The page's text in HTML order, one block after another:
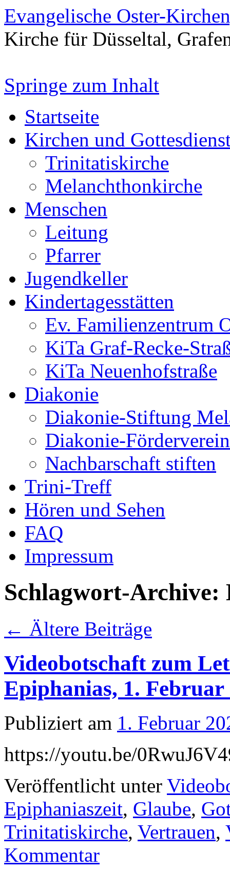
Evangelische Oster-
Kirche für Düsseltal,
Springe zum Inhalt
Startseite
Kirchen und
Trinitatiskirche
Melanchthonkirche
Menschen
Leitung
Pfarrer
Jugendkeller
Kindertagesstätten
Ev. Familienzentrum
KiTa Graf-Recke-
KiTa Neuenhofstraße
Diakonie
Diakonie-Stiftung
Diakonie-
Nachbarschaft stiften
Trini-Treff
Hören und Sehen
FAQ
Impressum
Schlagwort-Archive:
← Ältere Beiträge
Videobotschaft zum
Epiphanias, 1. Februar
Publiziert am 1. Februar
https://youtu.be/
Veröffentlicht unter
Epiphaniaszeit, Glaube,
Trinitatiskirche, Vertrauen,
Kommentar